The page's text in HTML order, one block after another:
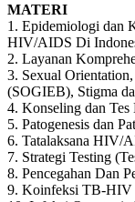
MATERI
1. Epidemiologi dan
HIV/AIDS Di
2. Layanan
3. Sexual
(SOGIEB), Stigma
4. Konseling dan
5. Patogenesis dan
6. Tatalaksana HIV/
7. Strategi Testing
8. Pencegahan Dan
9. Koinfeksi TB-